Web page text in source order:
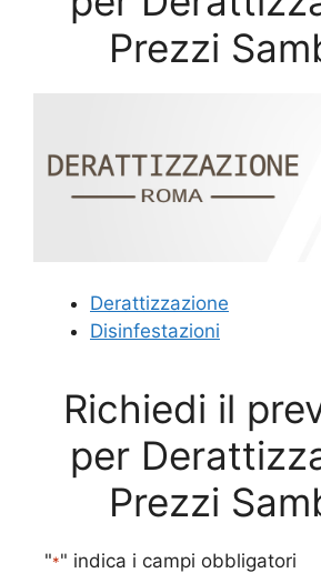
Prezzi
Derattizzazione
Disinfestazioni
Richiedi il
per
Prezzi
"*" indica i campi obbligatori